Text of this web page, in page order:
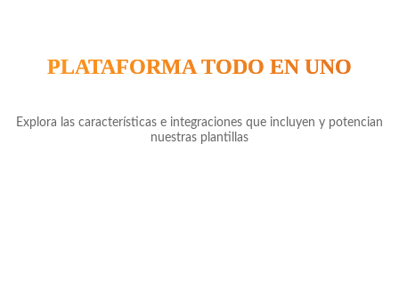
PLATAFORMA TODO EN UNO
Explora las características e integraciones que incluyen y potencian
nuestras plantillas